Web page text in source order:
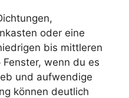
oder eine
bis mittleren
wenn du es
und aufwendige
können deutlich